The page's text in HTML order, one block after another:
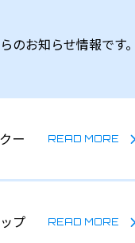
のお知らせ情報です。
ー
プ